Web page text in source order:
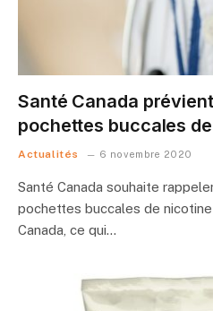
Santé Canada
pochettes buccales
Actualités 6 novembre 2020
Santé Canada souhaite
pochettes buccales de
Canada, ce qui…